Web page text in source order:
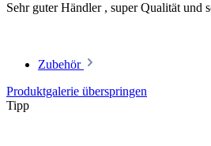
Sehr guter Händler , super Qualität und
Zubehör
Produktgalerie überspringen
Tipp